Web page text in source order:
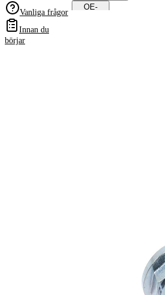
Vanliga frågor
Innan du
börjar
OE-